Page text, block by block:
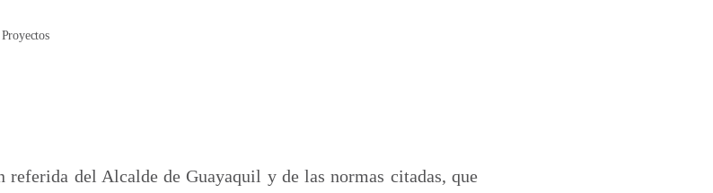
referida del Alcalde de Guayaquil y de las normas citadas, que